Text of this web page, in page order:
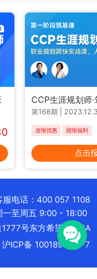
CCP生涯规划师
第168期
连报优惠 团报福利
点击
服电话：400 057 1108
一至周五 9:00 - 18:00
号东方希望大厦5A
沪ICP备 10018957号-7